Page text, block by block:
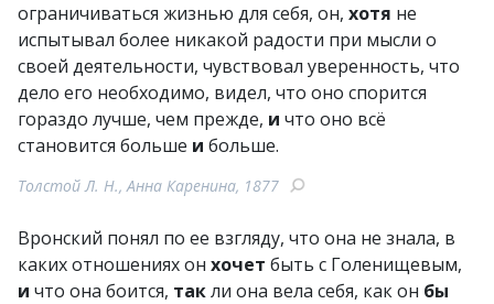
ограничиваться жизнью для себя, он, хотя не
испытывал более никакой радости при мысли о
своей деятельности, чувствовал уверенность, что
дело его необходимо, видел, что оно спорится
гораздо лучше, чем прежде, и что оно всё
становится больше и больше.
Толстой Л. Н., Анна Каренина, 1877
Вронский понял по ее взгляду, что она не знала, в
каких отношениях он хочет быть с Голенищевым,
и что она боится, такли она вела себя, как он бы